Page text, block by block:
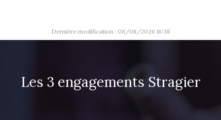
Dernière modification : 08/08/2026 16:38
Les 3 engagements Stragier